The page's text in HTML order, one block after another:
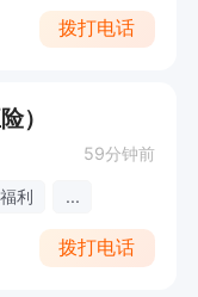
拨打电话
）
59分钟前
利 ...
拨打电话